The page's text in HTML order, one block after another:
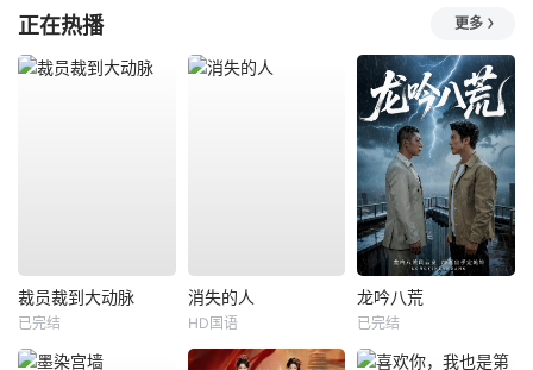
正在热播 更多
裁员裁到大动脉
已完结
消失的人
HD国语
龙吟八荒
已完结